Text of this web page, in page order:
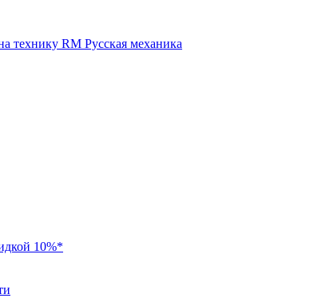
технику RM Русская механика
10%*